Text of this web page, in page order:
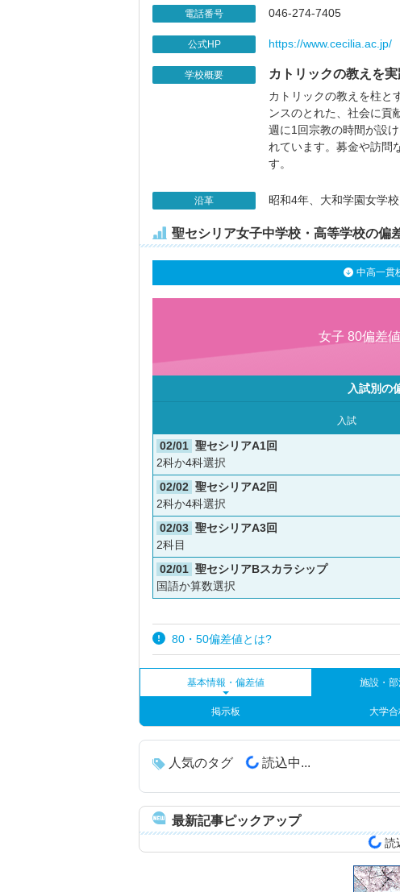
電話番号 046-274-7405
公式HP https://www.cecilia.ac.jp/
学校概要 カトリックの教えを実
カトリックの教えを柱と
ンスのとれた、社会に貢
週に1回宗教の時間が設
れています。募金や訪問
す。
沿革 昭和4年、大和学園女学
聖セシリア女子中学校・高等学校の偏
中高一貫
女子 80偏差値
入試別の
入試
02/01 聖セシリアA1回
2科か4科選択
02/02 聖セシリアA2回
2科か4科選択
02/03 聖セシリアA3回
2科目
02/01 聖セシリアBスカラシップ
国語か算数選択
80・50偏差値とは?
基本情報・偏差値 施設・
掲示板 大学
人気のタグ 読込中...
最新記事ピックアップ
読